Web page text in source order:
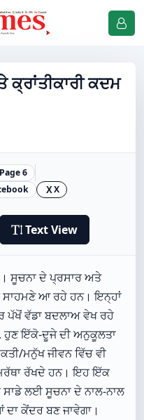
ਕਦਮ
Page 6
X X
Text View
ਸੂਚਨਾ ਦੇ ਪ੍ਰਸਾਰ ਅਤੇ
ਸਾਹਮਣੇ ਆ ਰਹੇ ਹਨ। ਇਨ੍ਹਾਂ
ਪੱਖੋਂ ਵੱਡਾ ਬਦਲਾਅ ਵੇਖ ਰਹੇ
ਹੁਣ ਇੱਕੋ-ਦੂਜੇ ਦੀ ਅਨੁਕੂਲਤਾ
ਮਨੁੱਖ ਜੀਵਨ ਵਿੱਚ ਵੀ
ਰੱਖਦੇ ਹਨ। ਇਹ ਇੱਕ
ਸਾਡੇ ਲਈ ਸੂਚਨਾ ਦੇ ਨਾਲ-ਨਾਲ
ਕੇਂਦਰ ਬਣ ਜਾਵੇਗਾ।